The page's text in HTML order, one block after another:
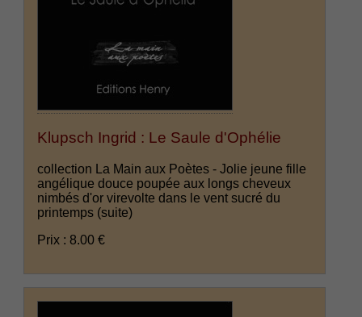
Klupsch Ingrid : Le Saule d'Ophélie
collection La Main aux Poètes - Jolie jeune fille
angélique douce poupée aux longs cheveux
nimbés d'or virevolte dans le vent sucré du
printemps (suite)
Prix : 8.00 €